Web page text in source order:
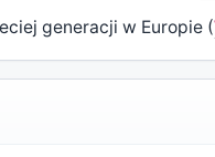
generacji w Europie (